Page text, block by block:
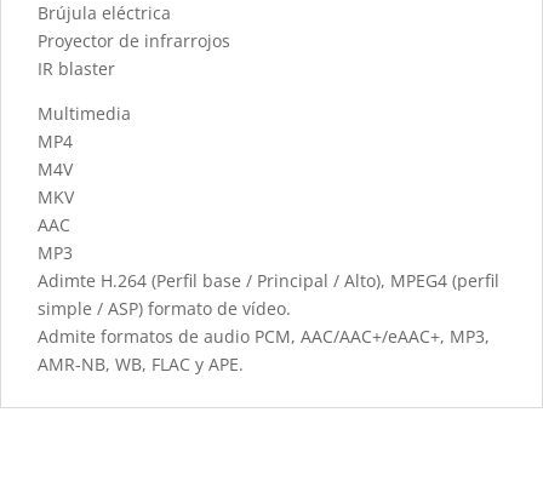
Brújula eléctrica
Proyector de infrarrojos
IR blaster
Multimedia
MP4
M4V
MKV
AAC
MP3
Adimte H.264 (Perfil base / Principal / Alto), MPEG4 (perfil
simple / ASP) formato de vídeo.
Admite formatos de audio PCM, AAC/AAC+/eAAC+, MP3,
AMR-NB, WB, FLAC y APE.